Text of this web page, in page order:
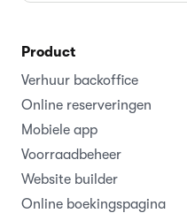
Product
Verhuur backoffice
Online reserveringen
Mobiele app
Voorraadbeheer
Website builder
Online boekingspagina